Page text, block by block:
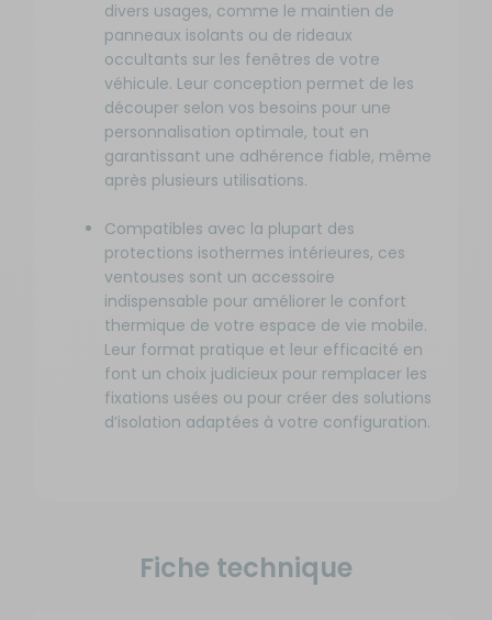
divers usages, comme le maintien de
panneaux isolants ou de rideaux
occultants sur les fenêtres de votre
véhicule. Leur conception permet de les
découper selon vos besoins pour une
personnalisation optimale, tout en
garantissant une adhérence fiable, même
après plusieurs utilisations.
Compatibles avec la plupart des
protections isothermes intérieures, ces
ventouses sont un accessoire
indispensable pour améliorer le confort
thermique de votre espace de vie mobile.
Leur format pratique et leur efficacité en
font un choix judicieux pour remplacer les
fixations usées ou pour créer des solutions
d’isolation adaptées à votre configuration.
Fiche technique